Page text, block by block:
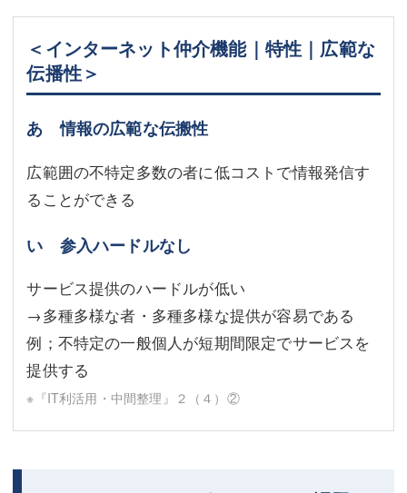
＜インターネット仲介機能｜特性｜広範な
伝播性＞
あ 情報の広範な伝搬性
広範囲の不特定多数の者に低コストで情報発信す
ることができる
い 参入ハードルなし
サービス提供のハードルが低い
→多種多様な者・多種多様な提供が容易である
例；不特定の一般個人が短期間限定でサービスを
提供する
※『IT利活用・中間整理』２（４）②